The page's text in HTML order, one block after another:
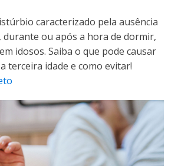
caracterizado pela ausência
durante ou após a hora de dormir,
idosos. Saiba o que pode causar
terceira idade e como evitar!